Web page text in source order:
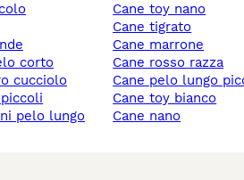
corto
cucciolo
piccoli
pelo lungo
cane toy nano
cane tigrato
cane marrone
cane rosso razza
cane pelo lungo
cane toy bianco
cane nano